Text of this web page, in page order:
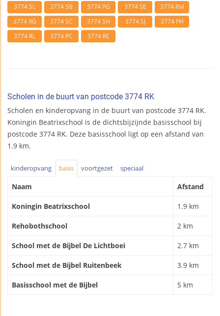
3774 SL 3774 SB 3774 PG 3774 SE
3774 RM
3774 RG
3774 SC 3774 SH 3774 SJ
3774 PH
3774 RL
3774 PC 3774 RE
Scholen in de buurt van postcode 3774 RK
Scholen en kinderopvang in de buurt van postcode 3774 RK.
Koningin Beatrixschool is de dichtsbijzijnde basisschool bij
postcode 3774 RK. Deze basisschool ligt op een afstand van
1.9 km.
kinderopvang basis voortgezet speciaal
Naam Afstand
Koningin Beatrixschool 1.9 km
Rehobothschool 2 km
School met de Bijbel De Lichtboei 2.7 km
School met de Bijbel Ruitenbeek 3.9 km
Basisschool met de Bijbel 5 km